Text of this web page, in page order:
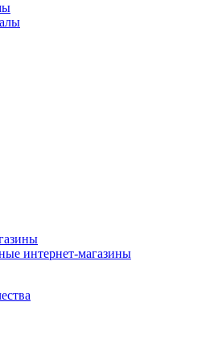
интернет-магазины